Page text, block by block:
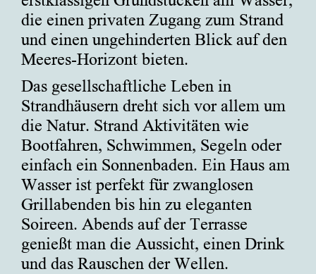
die einen privaten Zugang zum Strand
und einen ungehinderten Blick auf den
Meeres-Horizont bieten.
Das gesellschaftliche Leben in
Strandhäusern dreht sich vor allem um
die Natur. Strand Aktivitäten wie
Bootfahren, Schwimmen, Segeln oder
einfach ein Sonnenbaden. Ein Haus am
Wasser ist perfekt für zwanglosen
Grillabenden bis hin zu eleganten
Soireen. Abends auf der Terrasse
genießt man die Aussicht, einen Drink
und das Rauschen der Wellen.